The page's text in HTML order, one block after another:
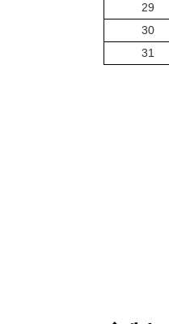
29
30
31